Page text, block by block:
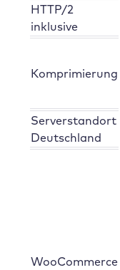
HTTP/2
inklusive
Komprimierung
Serverstandort
Deutschland
WooCommerce